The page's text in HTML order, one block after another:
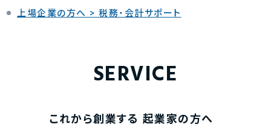
上場企業の方へ > 税務・会計サポート
SERVICE
これから創業する 起業家の方へ